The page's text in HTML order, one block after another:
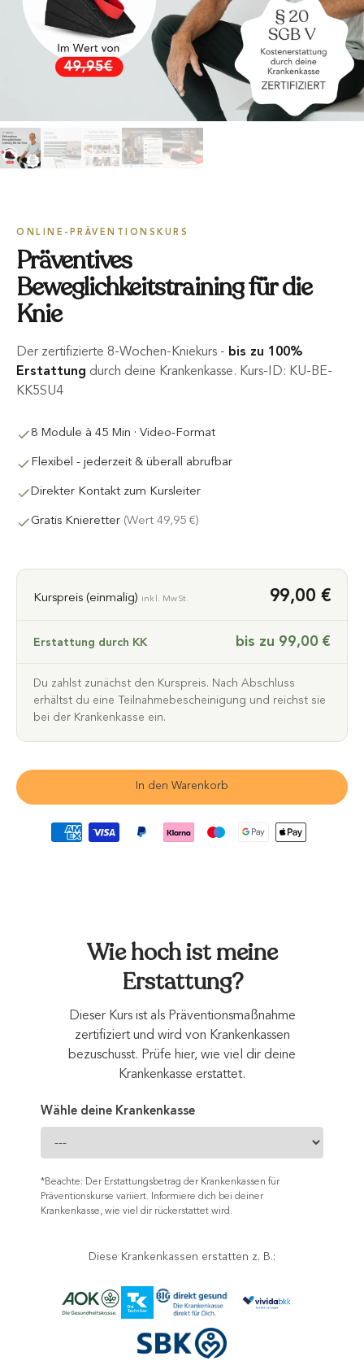
ONLINE-PRÄVENTIONSKURS
Präventives
Beweglichkeitstraining für die
Knie
Der zertifizierte 8-Wochen-Kniekurs - bis zu 100%
Erstattung durch deine Krankenkasse. Kurs-ID: KU-BE-
KK5SU4
8 Module à 45 Min · Video-Format
Flexibel - jederzeit & überall abrufbar
Direkter Kontakt zum Kursleiter
Gratis Knieretter (Wert 49,95 €)
Kurspreis (einmalig) inkl. MwSt. 99,00 €
Erstattung durch KK bis zu 99,00 €
Du zahlst zunächst den Kurspreis. Nach Abschluss
erhältst du eine Teilnahmebescheinigung und reichst sie
bei der Krankenkasse ein.
In den Warenkorb
Wie hoch ist meine
Erstattung?
Dieser Kurs ist als Präventionsmaßnahme
zertifiziert und wird von Krankenkassen
bezuschusst. Prüfe hier, wie viel dir deine
Krankenkasse erstattet.
Wähle deine Krankenkasse
*Beachte: Der Erstattungsbetrag der Krankenkassen für
Präventionskurse variiert. Informiere dich bei deiner
Krankenkasse, wie viel dir rückerstattet wird.
Diese Krankenkassen erstatten z. B.: